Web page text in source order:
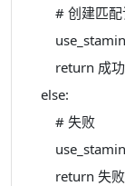
# 创建匹配
return 成功
else:
# 失败
return 失败